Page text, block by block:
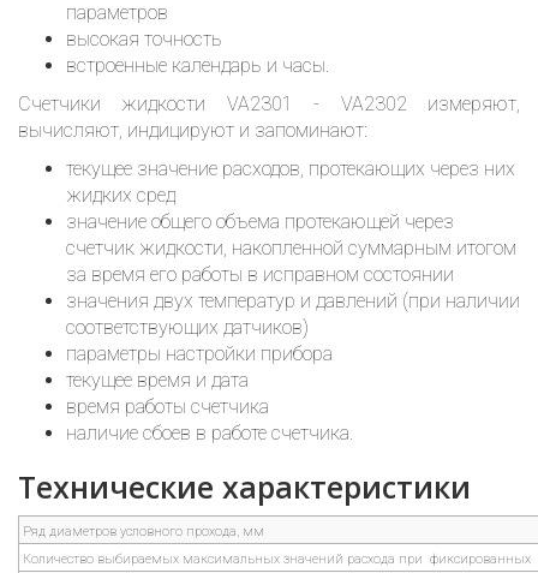
параметров
высокая точность
встроенные календарь и часы.
Счетчики жидкости VA2301 - VA2302 измеряют,
вычисляют, индицируют и запоминают:
текущее значение расходов, протекающих через них
жидких сред
значение общего объема протекающей через
счетчик жидкости, накопленной суммарным итогом
за время его работы в исправном состоянии
значения двух температур и давлений (при наличии
соответствующих датчиков)
параметры настройки прибора
текущее время и дата
время работы счетчика
наличие сбоев в работе счетчика.
Технические характеристики
Ряд диаметров условного прохода, мм
Количество выбираемых максимальных значений расхода при фиксированных